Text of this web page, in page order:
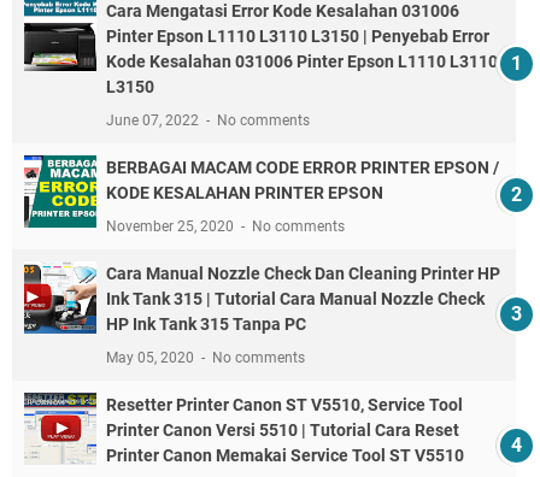
Cara Mengatasi Error Kode Kesalahan 031006
Pinter Epson L1110 L3110 L3150 | Penyebab Error
Kode Kesalahan 031006 Pinter Epson L1110 L3110
L3150
June 07, 2022 No comments
BERBAGAI MACAM CODE ERROR PRINTER EPSON /
KODE KESALAHAN PRINTER EPSON
November 25, 2020 No comments
Cara Manual Nozzle Check Dan Cleaning Printer HP
Ink Tank 315 | Tutorial Cara Manual Nozzle Check
HP Ink Tank 315 Tanpa PC
May 05, 2020 No comments
Resetter Printer Canon ST V5510, Service Tool
Printer Canon Versi 5510 | Tutorial Cara Reset
Printer Canon Memakai Service Tool ST V5510